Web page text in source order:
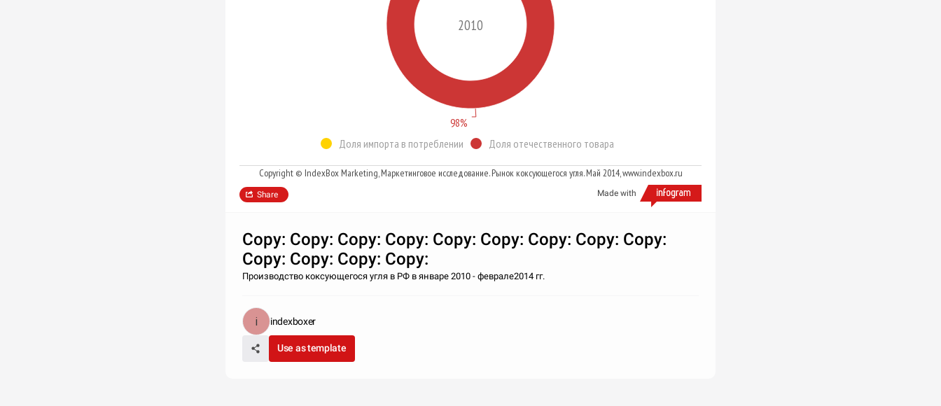
2010
Доля импорта в потреблении Доля отечественного товара
98%
Copyright © IndexBox Marketing, Маркетинговое исследование. Рынок коксующегося угля. Май 2014, www.indexbox.ru
Made with
Share
Copy: Copy: Copy: Copy: Copy: Copy: Copy: Copy: Copy:
Copy: Copy: Copy: Copy:
Производство коксующегося угля в РФ в январе 2010 - феврале2014 гг.
indexboxer
Use as template